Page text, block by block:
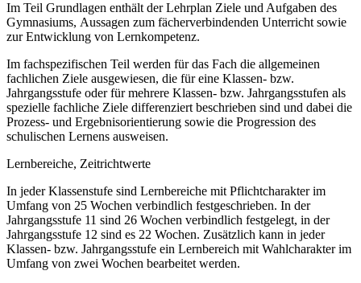
Im Teil Grundlagen enthält der Lehrplan Ziele und Aufgaben des
Gymnasiums, Aussagen zum fächerverbindenden Unterricht sowie
zur Entwicklung von Lernkompetenz.
Im fachspezifischen Teil werden für das Fach die allgemeinen
fachlichen Ziele ausgewiesen, die für eine Klassen- bzw.
Jahrgangsstufe oder für mehrere Klassen- bzw. Jahrgangsstufen als
spezielle fachliche Ziele differenziert beschrieben sind und dabei die
Prozess- und Ergebnisorientierung sowie die Progression des
schulischen Lernens ausweisen.
Lernbereiche, Zeitrichtwerte
In jeder Klassenstufe sind Lernbereiche mit Pflichtcharakter im
Umfang von 25 Wochen verbindlich festgeschrieben. In der
Jahrgangsstufe 11 sind 26 Wochen verbindlich festgelegt, in der
Jahrgangsstufe 12 sind es 22 Wochen. Zusätzlich kann in jeder
Klassen- bzw. Jahrgangsstufe ein Lernbereich mit Wahlcharakter im
Umfang von zwei Wochen bearbeitet werden.